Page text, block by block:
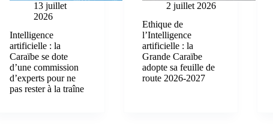
13 juillet
2026
Intelligence
artificielle : la
Caraïbe se dote
d’une commission
d’experts pour ne
pas rester à la traîne
2 juillet 2026
Ethique de
l’Intelligence
artificielle : la
Grande Caraïbe
adopte sa feuille de
route 2026-2027